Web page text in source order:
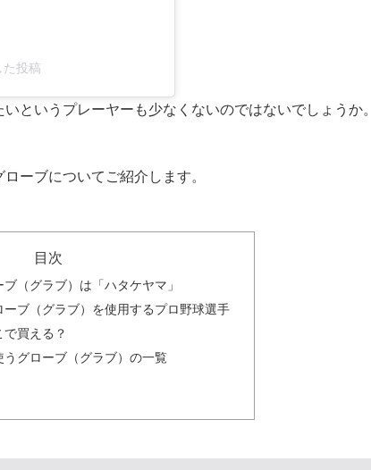
投稿
というプレーヤーも少なくないのではないでしょうか。
ーブについてご紹介します。
目次
（グラブ）は「ハタケヤマ」
ーブ（グラブ）を使用するプロ野球選手
で買える？
グローブ（グラブ）の一覧